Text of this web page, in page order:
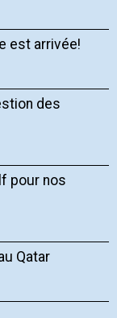
est arrivée!
des
pour nos
Qatar